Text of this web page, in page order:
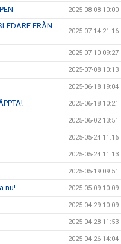
2025-08-08 10:00
FRÅN
2025-07-14 21:16
2025-07-10 09:27
2025-07-08 10:13
2025-06-18 19:04
2025-06-18 10:21
2025-06-02 13:51
2025-05-24 11:16
2025-05-24 11:13
2025-05-19 09:51
nu! 2025-05-09 10:09
2025-04-29 10:09
2025-04-28 11:53
2025-04-26 14:04